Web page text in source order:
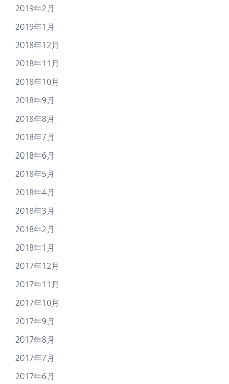
2019年2月
2019年1月
2018年12月
2018年11月
2018年10月
2018年9月
2018年8月
2018年7月
2018年6月
2018年5月
2018年4月
2018年3月
2018年2月
2018年1月
2017年12月
2017年11月
2017年10月
2017年9月
2017年8月
2017年7月
2017年6月